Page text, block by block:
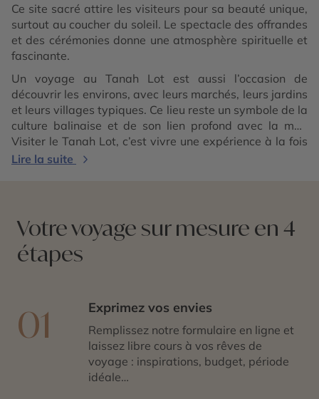
Ce site sacré attire les visiteurs pour sa beauté unique,
surtout au coucher du soleil. Le spectacle des offrandes
et des cérémonies donne une atmosphère spirituelle et
fascinante.
Un voyage au Tanah Lot est aussi l’occasion de
découvrir les environs, avec leurs marchés, leurs jardins
et leurs villages typiques. Ce lieu reste un symbole de la
culture balinaise et de son lien profond avec la mer.
Visiter le Tanah Lot, c’est vivre une expérience à la fois
visuelle et spirituelle, au cœur d’un site mythique.
Lire la suite
Votre voyage sur mesure en 4
étapes
01 Exprimez vos envies
Remplissez notre formulaire en ligne et
laissez libre cours à vos rêves de
voyage : inspirations, budget, période
idéale…